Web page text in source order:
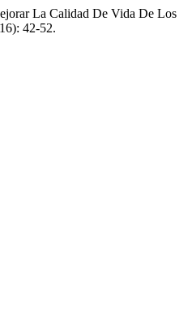
La Calidad De Vida De Los
42-52.